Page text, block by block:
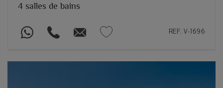
4 salles de bains
REF. V-1696